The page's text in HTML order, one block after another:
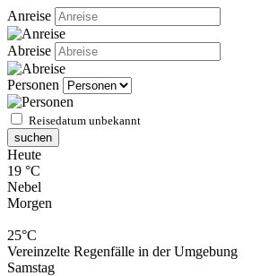
Anreise
Abreise
Personen
Reisedatum unbekannt
suchen
Heute
19 °C
Nebel
Morgen
25°C
Vereinzelte Regenfälle in der Umgebung
Samstag